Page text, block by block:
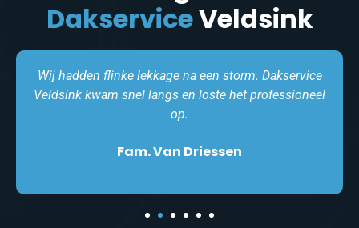
DakserviceVeldsink
Wij hadden flinke lekkage na een storm. Dakservice
Veldsink kwam snel langs en loste het professioneel
op.
Fam. Van Driessen